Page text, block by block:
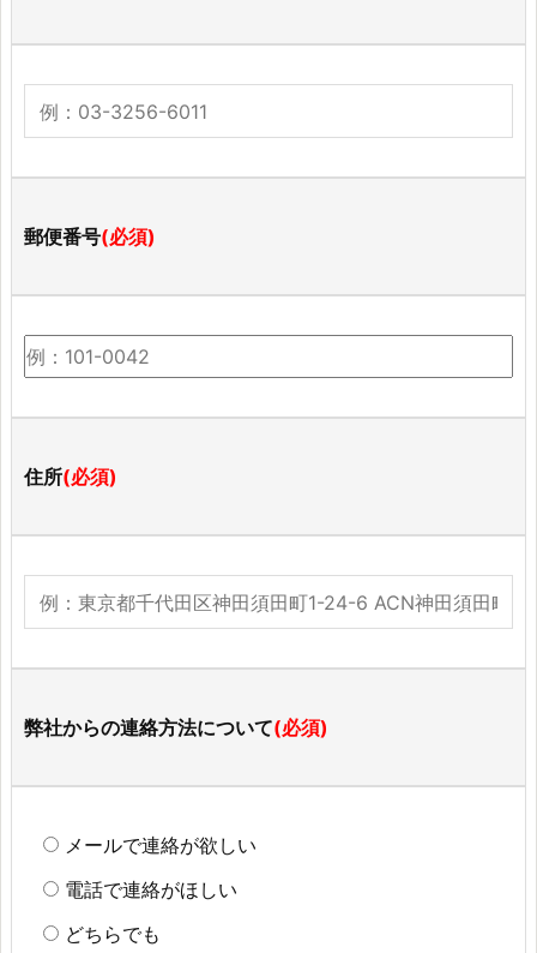
郵便番号(必須)
住所(必須)
弊社からの連絡方法について(必須)
メールで連絡が欲しい
電話で連絡がほしい
どちらでも